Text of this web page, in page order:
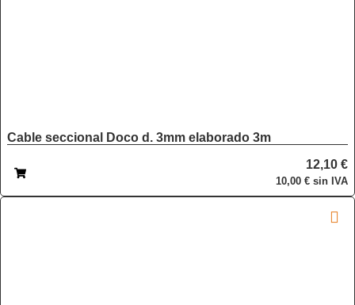
Cable seccional Doco d. 3mm elaborado 3m
12,10 €
10,00 € sin IVA